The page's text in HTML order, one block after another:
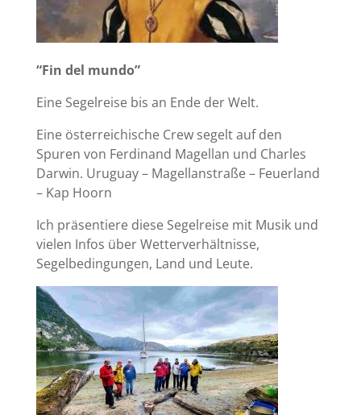
“Fin del mundo”
Eine Segelreise bis an Ende der Welt.
Eine österreichische Crew segelt auf den
Spuren von Ferdinand Magellan und Charles
Darwin. Uruguay – Magellanstraße – Feuerland
– Kap Hoorn
Ich präsentiere diese Segelreise mit Musik und
vielen Infos über Wetterverhältnisse,
Segelbedingungen, Land und Leute.